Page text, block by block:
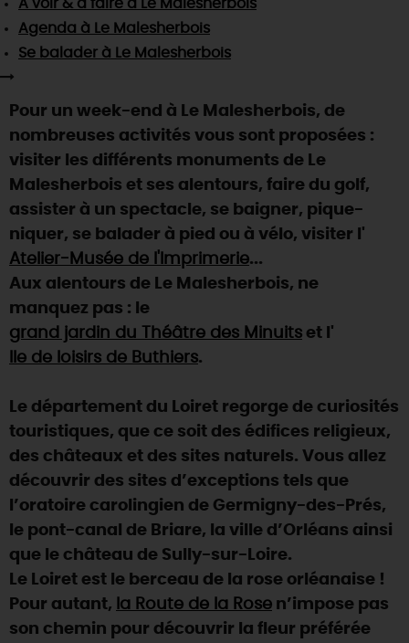
TOUTES LES ACTIVITÉS
Visitesgourmandesetcréatives
Vins etvignobles
Chic,une aire de pique-nique
Que rapporter du Loiret ?
La Route des Métiers d'Art
TOUT L'ART DE VIVRE
Des vacances auprès des animaux 🐎
(re)Découvrir les coulisses de la Faïencerie de
Expérimenterles parcours Baludik🕵️
Une saison de festivals 🎉
Rendez-vous de la nature en 2026
Des sorties en famille dans le Loiret !
Programme des animations "Loiret au fil de l'eau"
DEMAIN
CE WEEK-END
CETTE SEMAINE
SE REPÉRER,SE DÉPLACER
INFOS &SERVICES
À voir & à faire à Le Malesherbois
Agenda à Le Malesherbois
Se balader à Le Malesherbois
Pour un week-end à Le Malesherbois, de
nombreuses activités vous sont proposées :
visiter les différents monuments de Le
Malesherbois et ses alentours, faire du golf,
assister à un spectacle, se baigner, pique-
niquer, se balader à pied ou à vélo, visiter l'
Atelier-Musée de l'Imprimerie...
Aux alentours de Le Malesherbois, ne
manquez pas : le
grand jardin du Théâtre des Minuits et l'
Ile de loisirs de Buthiers.
Le département du Loiret regorge de curiosités
touristiques, que ce soit des édifices religieux,
des châteaux et des sites naturels. Vous allez
découvrir des sites d’exceptions tels que
l’oratoire carolingien de Germigny-des-Prés,
le pont-canal de Briare, la ville d’Orléans ainsi
que le château de Sully-sur-Loire.
Le Loiret est le berceau de la rose orléanaise !
Pour autant, la Route de la Rose n’impose pas
son chemin pour découvrir la fleur préférée